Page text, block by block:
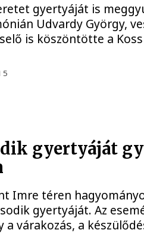
gyertyáját is
Udvardy György,
is köszöntötte a
gyertyáját
Imre téren
gyertyáját. Az
várakozás, a